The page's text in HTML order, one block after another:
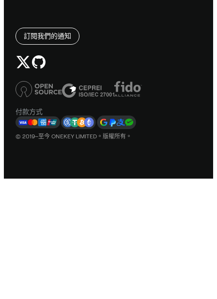
訂閱我們的通知
付款方式
© 2019–至今 ONEKEY LIMITED。版權所有。